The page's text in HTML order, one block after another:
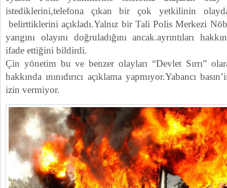
istediklerini,telefona çıkan bir çok yetkilinin
belirttiklerini açıkladı.Yalnız bir Tali Polis Merkezi
yangını olayını doğruladığını ancak.ayrıntıları
ifade ettiğini bildirdi.
Çin yönetim bu ve benzer olayları “Devlet Sırrı”
hakkında ınınıdırıcı açıklama yapmıyor.Yabancı
izin vermiyor.